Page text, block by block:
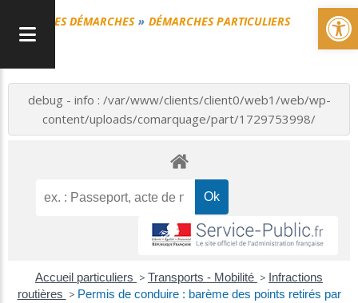
MES DÉMARCHES DÉMARCHES PARTICULIERS
debug - info : /var/www/clients/client0/web1/web/wp-
content/uploads/comarquage/part/1729753998/
Accueil particuliers > Transports - Mobilité > Infractions
routières > Permis de conduire : barème des points retirés par